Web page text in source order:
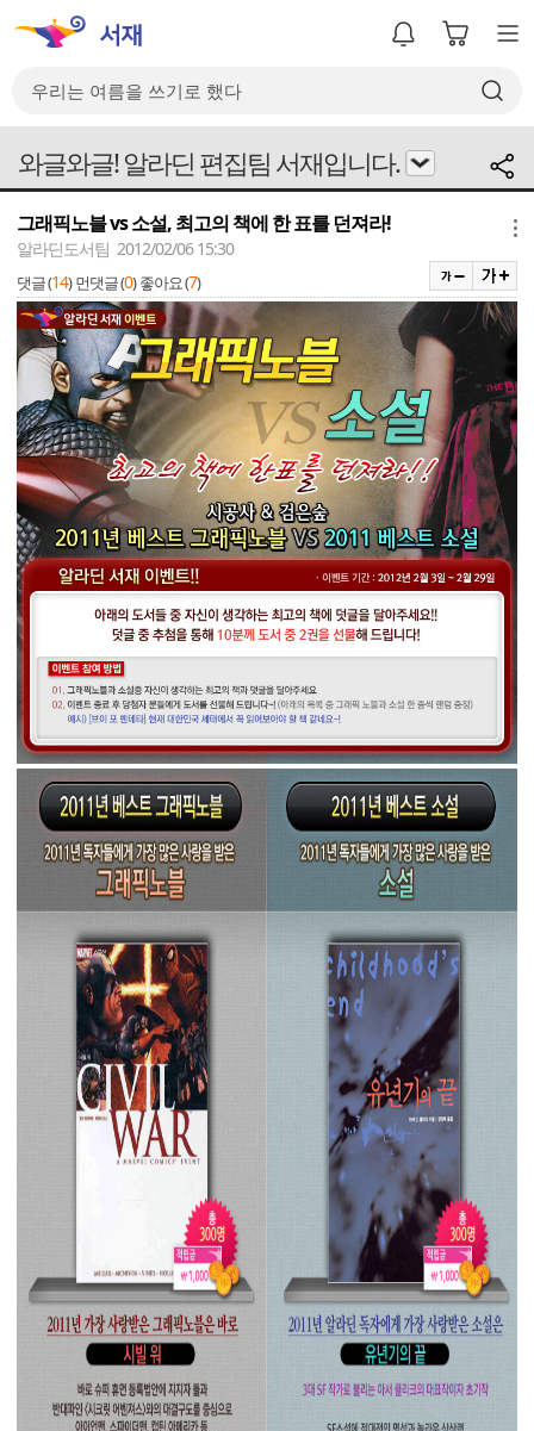
와글와글! 알라딘 편집팀 서재입니다.
그래픽노블 vs 소설, 최고의 책에 한 표를 던져라!
알라딘도서팀 2012/02/06 15:30
댓글 (14) 먼댓글 (0) 좋아요 (7)